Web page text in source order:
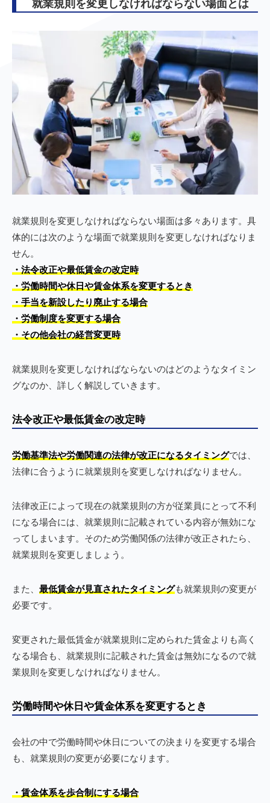
就業規則を変更しなければならない場面とは
就業規則を変更しなければならない場面は多々あります。具
体的には次のような場面で就業規則を変更しなければなりま
せん。
・法令改正や最低賃金の改定時
・労働時間や休日や賃金体系を変更するとき
・手当を新設したり廃止する場合
・労働制度を変更する場合
・その他会社の経営変更時
就業規則を変更しなければならないのはどのようなタイミン
グなのか、詳しく解説していきます。
法令改正や最低賃金の改定時
労働基準法や労働関連の法律が改正になるタイミングでは、
法律に合うように就業規則を変更しなければなりません。
法律改正によって現在の就業規則の方が従業員にとって不利
になる場合には、就業規則に記載されている内容が無効にな
ってしまいます。そのため労働関係の法律が改正されたら、
就業規則を変更しましょう。
また、 最低賃金が見直されたタイミングも就業規則の変更が
必要です。
変更された最低賃金が就業規則に定められた賃金よりも高く
なる場合も、就業規則に記載された賃金は無効になるので就
業規則を変更しなければなりません。
労働時間や休日や賃金体系を変更するとき
会社の中で労働時間や休日についての決まりを変更する場合
も、就業規則の変更が必要になります。
・賃金体系を歩合制にする場合